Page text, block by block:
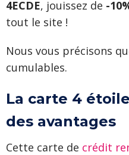
4ECDE, jouissez de -
tout le site !
Nous vous précisons
cumulables.
La carte 4
des avantages
Cette carte de crédit